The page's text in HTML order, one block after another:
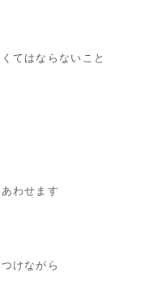
てはならないこと
わせます
けながら